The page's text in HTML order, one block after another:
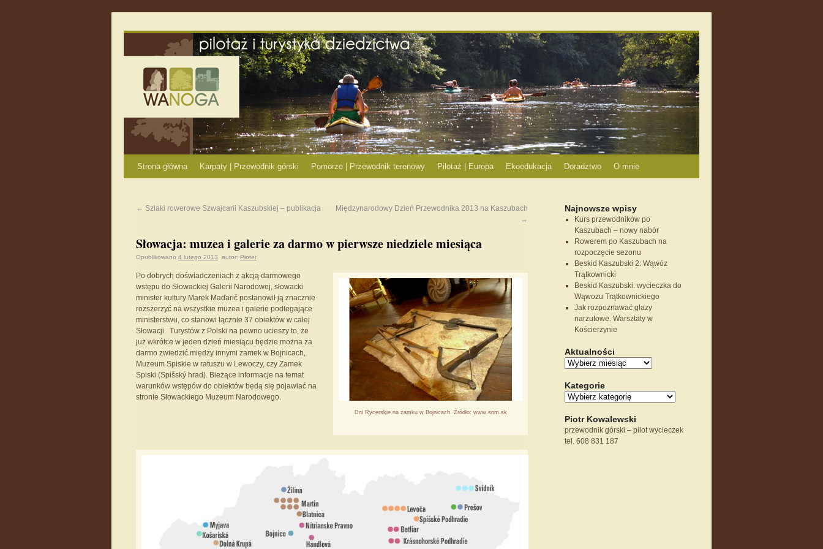
Strona główna Karpaty | Przewodnik górski Pomorze | Przewodnik terenowy Pilotaż | Europa Ekoedukacja Doradztwo O mnie
← Szlaki rowerowe Szwajcarii Kaszubskiej – publikacja
Międzynarodowy Dzień Przewodnika 2013 na Kaszubach
→
Słowacja: muzea i galerie za darmo w pierwsze niedziele miesiąca
Opublikowano 4 lutego 2013 autor: Pioter
Dni Rycerskie na zamku w Bojnicach. Źródło: www.snm.sk
Po dobrych doświadczeniach z akcją darmowego
wstępu do Słowackiej Galerii Narodowej, słowacki
minister kultury Marek Maďarič postanowił ją znacznie
rozszerzyć na wszystkie muzea i galerie podlegające
ministerstwu, co stanowi łącznie 37 obiektów w całej
Słowacji. Turystów z Polski na pewno ucieszy to, że
już wkrótce w jeden dzień miesiącu będzie można za
darmo zwiedzić między innymi zamek w Bojnicach,
Muzeum Spiskie w ratuszu w Lewoczy, czy Zamek
Spiski (Spišský hrad). Bieżące informacje na temat
warunków wstępów do obiektów będą się pojawiać na
stronie Słowackiego Muzeum Narodowego.
Najnowsze wpisy
Kurs przewodników po
Kaszubach – nowy nabór
Rowerem po Kaszubach na
rozpoczęcie sezonu
Beskid Kaszubski 2: Wąwóz
Trątkownicki
Beskid Kaszubski: wycieczka do
Wąwozu Trątkownickiego
Jak rozpoznawać głazy
narzutowe. Warsztaty w
Kościerzynie
Aktualności
Kategorie
Piotr Kowalewski
przewodnik górski – pilot wycieczek
tel. 608 831 187